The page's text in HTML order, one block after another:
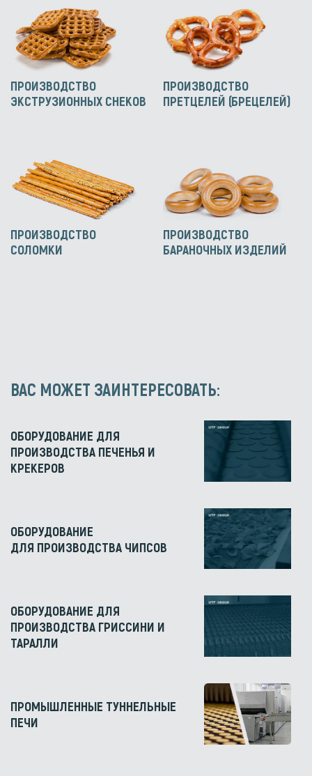
ПРОИЗВОДСТВО
ЭКСТРУЗИОННЫХ СНЕКОВ
ПРОИЗВОДСТВО
ПРЕТЦЕЛЕЙ (БРЕЦЕЛЕЙ)
ПРОИЗВОДСТВО
СОЛОМКИ
ПРОИЗВОДСТВО
БАРАНОЧНЫХ ИЗДЕЛИЙ
ВАС МОЖЕТ ЗАИНТЕРЕСОВАТЬ:
ОБОРУДОВАНИЕ ДЛЯ
ПРОИЗВОДСТВА ПЕЧЕНЬЯ И
КРЕКЕРОВ
ОБОРУДОВАНИЕ
ДЛЯ ПРОИЗВОДСТВА ЧИПСОВ
ОБОРУДОВАНИЕ ДЛЯ
ПРОИЗВОДСТВА ГРИССИНИ И
ТАРАЛЛИ
ПРОМЫШЛЕННЫЕ ТУННЕЛЬНЫЕ
ПЕЧИ